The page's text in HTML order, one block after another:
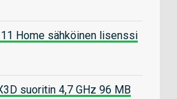
Home sähköinen lisenssi
suoritin 4,7 GHz 96 MB